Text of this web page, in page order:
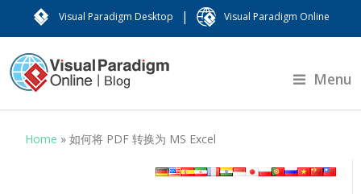
Visual Paradigm Desktop | Visual Paradigm Online
Menu
Home »如何将 PDF 转换为 MS Excel